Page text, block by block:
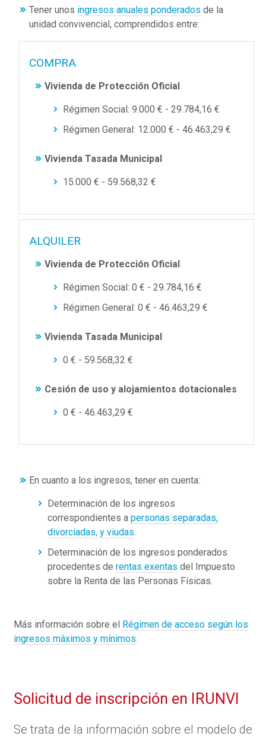
Tener unos ingresos anuales ponderados de la
unidad convivencial, comprendidos entre:
COMPRA
Vivienda de Protección Oficial
Régimen Social: 9.000 € - 29.784,16 €
Régimen General: 12.000 € - 46.463,29 €
Vivienda Tasada Municipal
15.000 € - 59.568,32 €
ALQUILER
Vivienda de Protección Oficial
Régimen Social: 0 € - 29.784,16 €
Régimen General: 0 € - 46.463,29 €
Vivienda Tasada Municipal
0 € - 59.568,32 €
Cesión de uso y alojamientos dotacionales
0 € - 46.463,29 €
En cuanto a los ingresos, tener en cuenta:
Determinación de los ingresos
correspondientes a personas separadas,
divorciadas, y viudas
Determinación de los ingresos ponderados
procedentes de rentas exentas del Impuesto
sobre la Renta de las Personas Físicas.
Más información sobre el Régimen de acceso según los
ingresos máximos y mínimos
Solicitud de inscripción en IRUNVI
Se trata de la información sobre el modelo de